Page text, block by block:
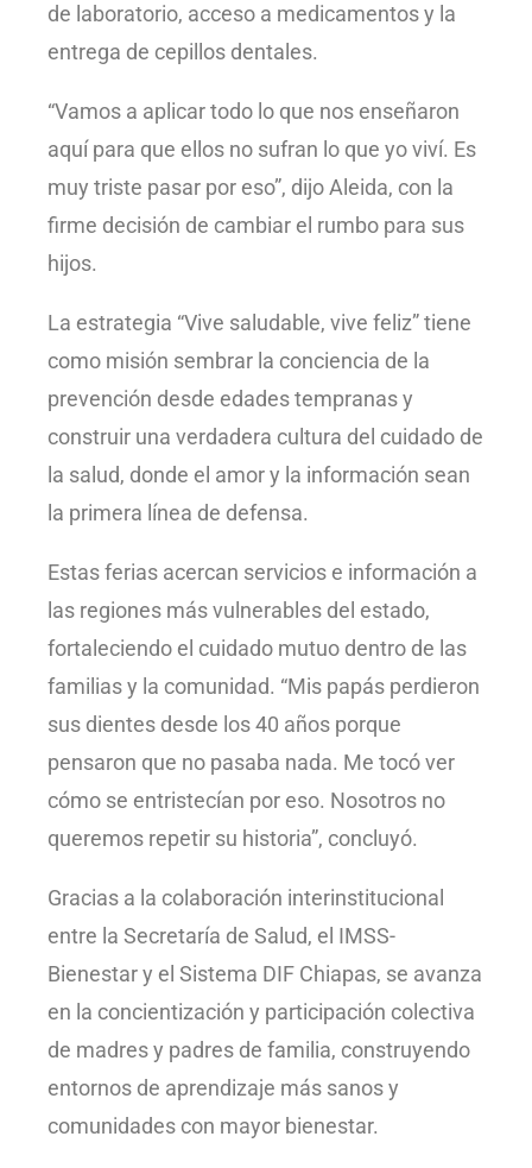
de laboratorio, acceso a medicamentos y la
entrega de cepillos dentales.
“Vamos a aplicar todo lo que nos enseñaron
aquí para que ellos no sufran lo que yo viví. Es
muy triste pasar por eso”, dijo Aleida, con la
firme decisión de cambiar el rumbo para sus
hijos.
La estrategia “Vive saludable, vive feliz” tiene
como misión sembrar la conciencia de la
prevención desde edades tempranas y
construir una verdadera cultura del cuidado de
la salud, donde el amor y la información sean
la primera línea de defensa.
Estas ferias acercan servicios e información a
las regiones más vulnerables del estado,
fortaleciendo el cuidado mutuo dentro de las
familias y la comunidad. “Mis papás perdieron
sus dientes desde los 40 años porque
pensaron que no pasaba nada. Me tocó ver
cómo se entristecían por eso. Nosotros no
queremos repetir su historia”, concluyó.
Gracias a la colaboración interinstitucional
entre la Secretaría de Salud, el IMSS-
Bienestar y el Sistema DIF Chiapas, se avanza
en la concientización y participación colectiva
de madres y padres de familia, construyendo
entornos de aprendizaje más sanos y
comunidades con mayor bienestar.